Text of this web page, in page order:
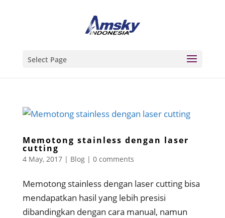
Select Page
Memotong stainless dengan laser
cutting
4 May, 2017| Blog| 0 comments
Memotong stainless dengan laser cutting bisa
mendapatkan hasil yang lebih presisi
dibandingkan dengan cara manual, namun